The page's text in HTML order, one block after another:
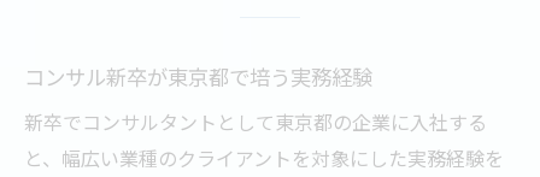
コンサル新卒が東京都で培う実務経験
新卒でコンサルタントとして東京都の企業に入社する
と、幅広い業種のクライアントを対象にした実務経験を